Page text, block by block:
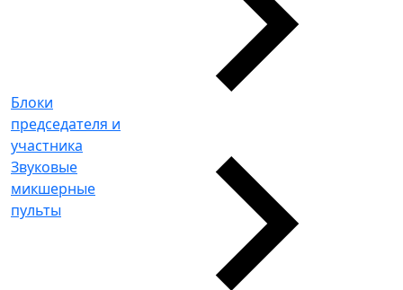
Блоки
председателя и
участника
Звуковые
микшерные
пульты